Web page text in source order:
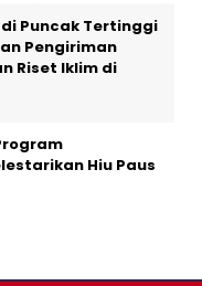
di Puncak Tertinggi
Pengiriman
Riset Iklim di
Hiu Paus